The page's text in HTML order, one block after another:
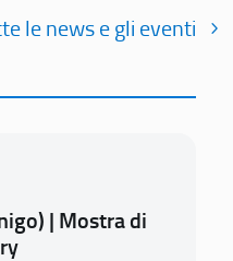
le news e gli eventi
| Mostra di